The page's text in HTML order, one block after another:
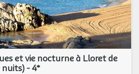
et vie nocturne à Lloret de
nuits) - 4*